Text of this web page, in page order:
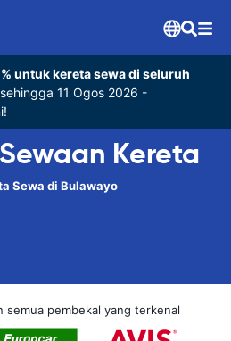
untuk kereta sewa di seluruh
11 Ogos 2026 -
Kereta
Sewa di Bulawayo
semua pembekal yang terkenal